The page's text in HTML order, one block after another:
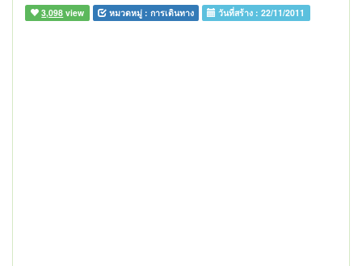
3,098 view หมวดหมู่ : การเดินทาง วันที่สร้าง :22/11/2011